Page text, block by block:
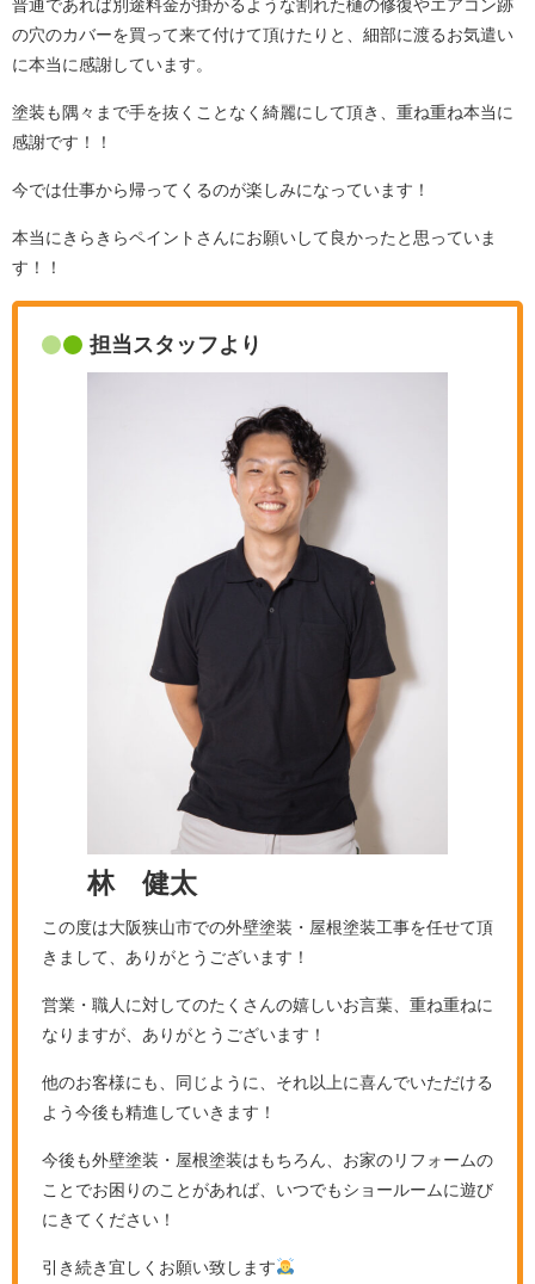
普通であれば別途料金が掛かるような割れた樋の修復やエアコン跡
の穴のカバーを買って来て付けて頂けたりと、細部に渡るお気遣い
に本当に感謝しています。
塗装も隅々まで手を抜くことなく綺麗にして頂き、重ね重ね本当に
感謝です！！
今では仕事から帰ってくるのが楽しみになっています！
本当にきらきらペイントさんにお願いして良かったと思っていま
す！！
担当スタッフより
林 健太
この度は大阪狭山市での外壁塗装・屋根塗装工事を任せて頂
きまして、ありがとうございます！
営業・職人に対してのたくさんの嬉しいお言葉、重ね重ねに
なりますが、ありがとうございます！
他のお客様にも、同じように、それ以上に喜んでいただける
よう今後も精進していきます！
今後も外壁塗装・屋根塗装はもちろん、お家のリフォームの
ことでお困りのことがあれば、いつでもショールームに遊び
にきてください！
引き続き宜しくお願い致します